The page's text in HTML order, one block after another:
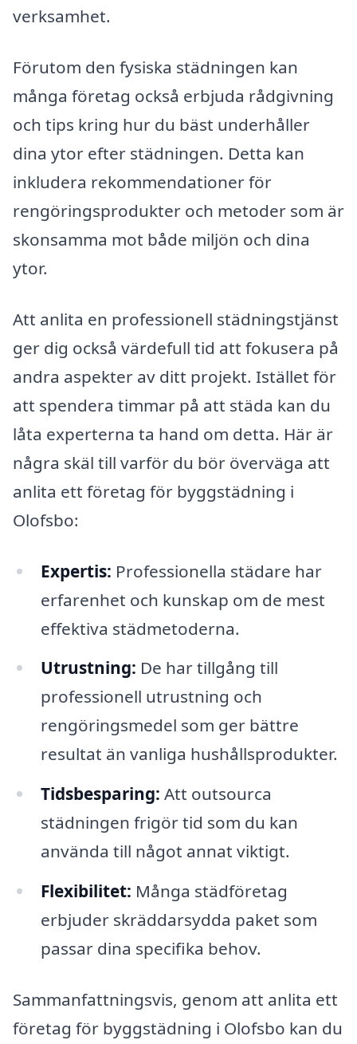
verksamhet.
Förutom den fysiska städningen kan
många företag också erbjuda rådgivning
och tips kring hur du bäst underhåller
dina ytor efter städningen. Detta kan
inkludera rekommendationer för
rengöringsprodukter och metoder som är
skonsamma mot både miljön och dina
ytor.
Att anlita en professionell städningstjänst
ger dig också värdefull tid att fokusera på
andra aspekter av ditt projekt. Istället för
att spendera timmar på att städa kan du
låta experterna ta hand om detta. Här är
några skäl till varför du bör överväga att
anlita ett företag för byggstädning i
Olofsbo:
Expertis: Professionella städare har
erfarenhet och kunskap om de mest
effektiva städmetoderna.
Utrustning: De har tillgång till
professionell utrustning och
rengöringsmedel som ger bättre
resultat än vanliga hushållsprodukter.
Tidsbesparing: Att outsourca
städningen frigör tid som du kan
använda till något annat viktigt.
Flexibilitet: Många städföretag
erbjuder skräddarsydda paket som
passar dina specifika behov.
Sammanfattningsvis, genom att anlita ett
företag för byggstädning i Olofsbo kan du